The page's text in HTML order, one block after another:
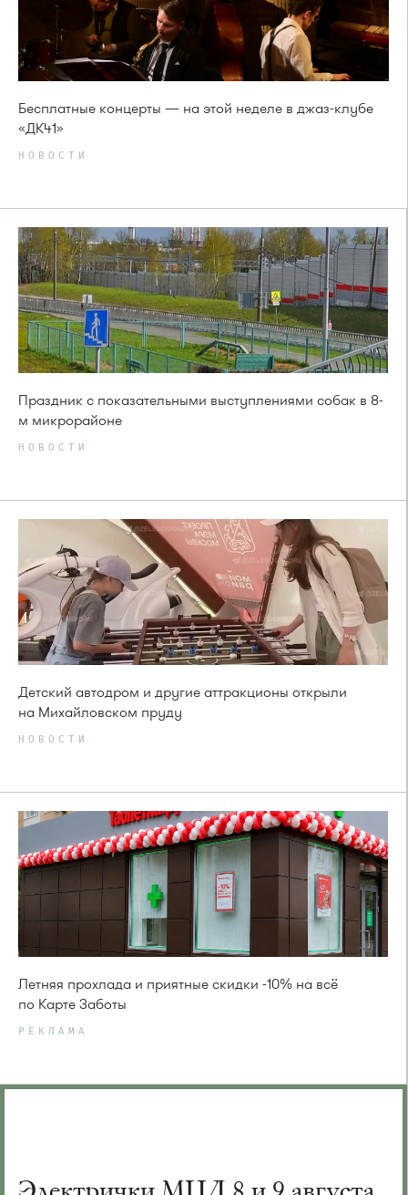
Бесплатные концерты — на этой неделе в джаз-клубе
«ДК41»
НОВОСТИ
Праздник с показательными выступлениями собак в 8-
м микрорайоне
НОВОСТИ
Детский автодром и другие аттракционы открыли
на Михайловском пруду
НОВОСТИ
Летняя прохлада и приятные скидки -10% на всё
по Карте Заботы
РЕКЛАМА